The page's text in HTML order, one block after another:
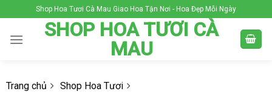
to
content
Shop Hoa Tươi Cà Mau Giao Hoa Tận Nơi - Hoa Đẹp Mỗi Ngày
SHOP HOA TƯƠI CÀ
MAU
Trang chủ
Shop Hoa Tươi